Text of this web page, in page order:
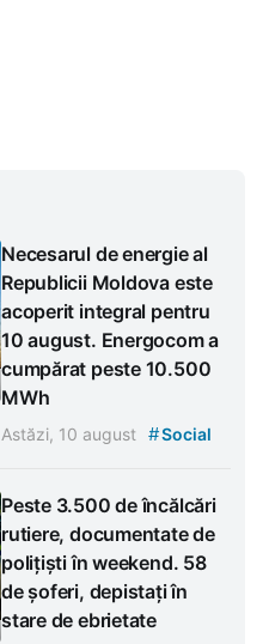
Necesarul de energie al
Republicii Moldova este
acoperit integral pentru
10 august. Energocom a
cumpărat peste 10.500
MWh
Astăzi, 10 august #Social
Peste 3.500 de încălcări
rutiere, documentate de
polițiști în weekend. 58
de șoferi, depistați în
stare de ebrietate